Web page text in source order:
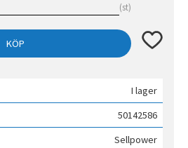
st
KÖP Lägg till
I lager
50142586
Sellpower